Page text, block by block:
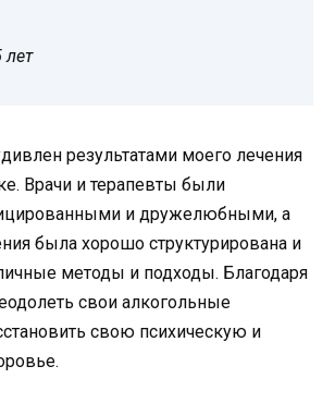
лет
результатами моего лечения
Врачи и терапевты были
и дружелюбными, а
была хорошо структурирована и
методы и подходы. Благодаря
свои алкогольные
свою психическую и